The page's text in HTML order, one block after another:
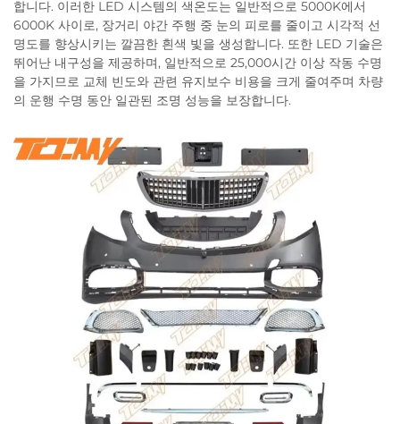
합니다. 이러한 LED 시스템의 색온도는 일반적으로 5000K에서
6000K 사이로, 장거리 야간 주행 중 눈의 피로를 줄이고 시각적 선
명도를 향상시키는 깔끔한 흰색 빛을 생성합니다. 또한 LED 기술은
뛰어난 내구성을 제공하며, 일반적으로 25,000시간 이상 작동 수명
을 가지므로 교체 빈도와 관련 유지보수 비용을 크게 줄여주며 차량
의 운행 수명 동안 일관된 조명 성능을 보장합니다.